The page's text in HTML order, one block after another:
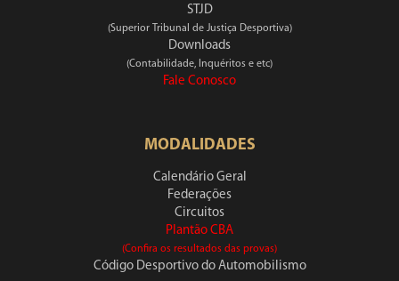
STJD
(Superior Tribunal de Justiça Desportiva)
Downloads
(Contabilidade, Inquéritos e etc)
Fale Conosco
MODALIDADES
Calendário Geral
Federações
Circuitos
Plantão CBA
(Confira os resultados das provas)
Código Desportivo do Automobilismo